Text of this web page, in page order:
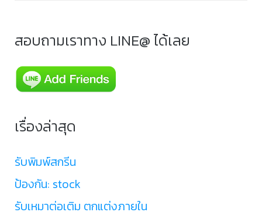
สอบถามเราทาง LINE@ ได้เลย
เรื่องล่าสุด
รับพิมพ์สกรีน
ป้องกัน: stock
รับเหมาต่อเติม ตกแต่งภายใน